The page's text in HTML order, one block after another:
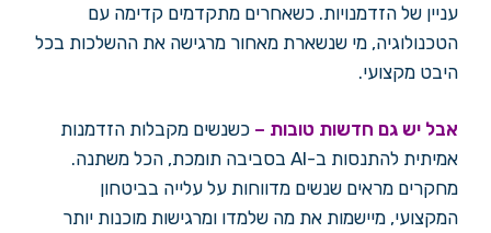
עניין של הזדמנויות. כשאחרים מתקדמים קדימה עם
הטכנולוגיה, מי שנשארת מאחור מרגישה את ההשלכות בכל
היבט מקצועי.
אבל יש גם חדשות טובות – כשנשים מקבלות הזדמנות
אמיתית להתנסות ב-AI בסביבה תומכת, הכל משתנה.
מחקרים מראים שנשים מדווחות על עלייה בביטחון
המקצועי, מיישמות את מה שלמדו ומרגישות מוכנות יותר